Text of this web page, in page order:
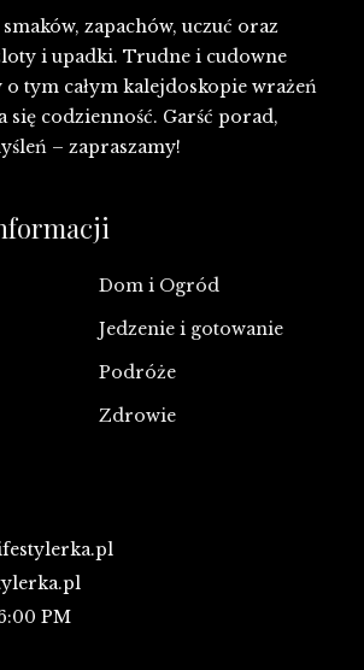
zapachów, uczuć oraz
i upadki. Trudne i cudowne
o tym całym kalejdoskopie wrażeń
się codzienność. Garść porad,
– zapraszamy!
Dom i Ogród
Jedzenie i gotowanie
Podróże
Zdrowie
PM